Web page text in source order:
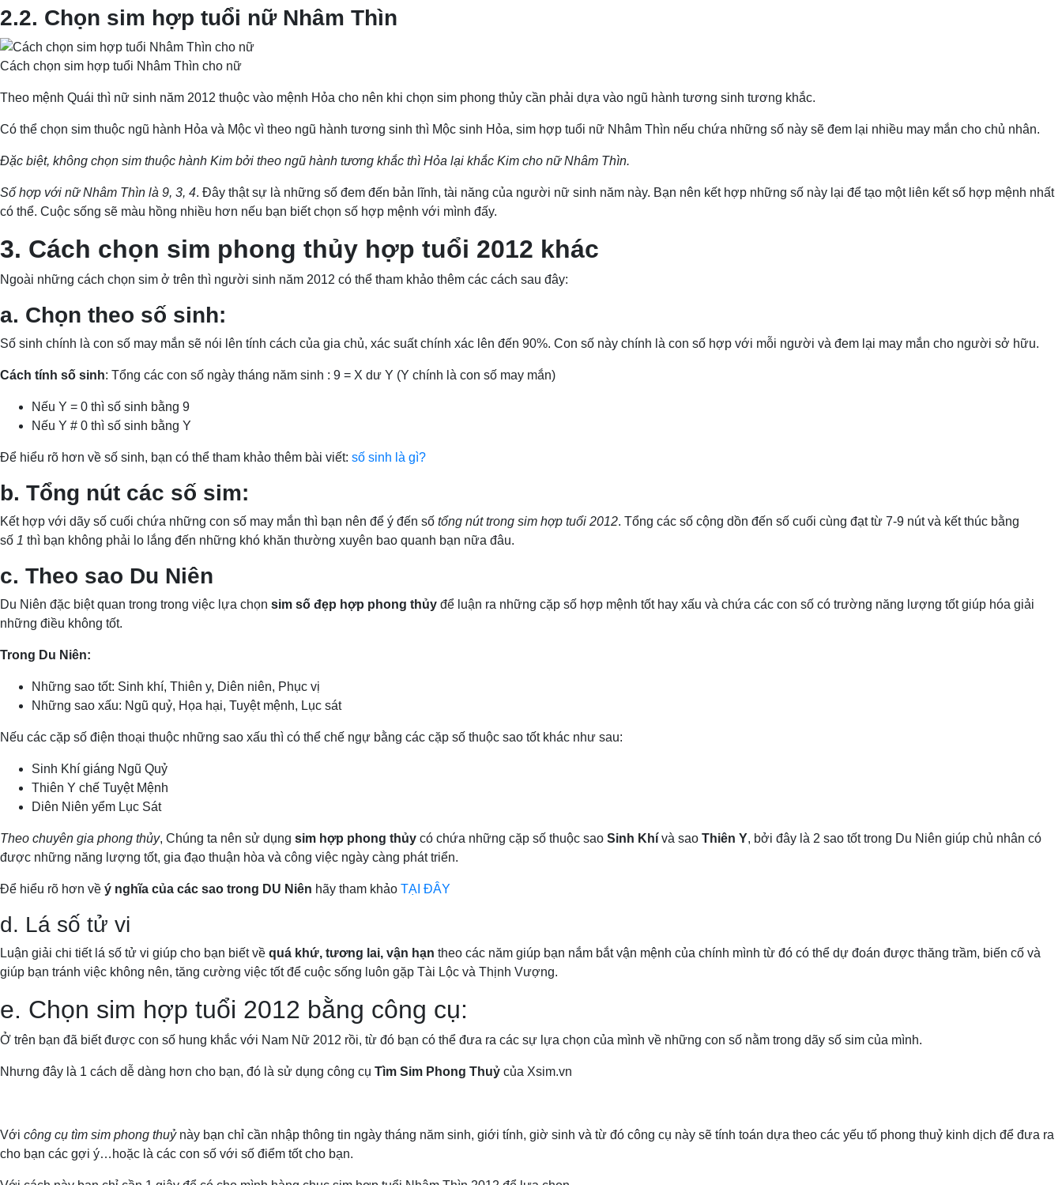
2.2. Chọn sim hợp tuổi nữ Nhâm Thìn
Cách chọn sim hợp tuổi Nhâm Thìn cho nữ
Theo mệnh Quái thì nữ sinh năm 2012 thuộc vào mệnh Hỏa cho nên khi chọn sim phong thủy cần phải dựa vào ngũ hành tương sinh tương khắc.
Có thể chọn sim thuộc ngũ hành Hỏa và Mộc vì theo ngũ hành tương sinh thì Mộc sinh Hỏa, sim hợp tuổi nữ Nhâm Thìn nếu chứa những số này sẽ đem lại nhiều may mắn cho chủ nhân.
Đặc biệt, không chọn sim thuộc hành Kim bởi theo ngũ hành tương khắc thì Hỏa lại khắc Kim cho nữ Nhâm Thìn.
Số hợp với nữ Nhâm Thìn là 9, 3, 4. Đây thật sự là những số đem đến bản lĩnh, tài năng của người nữ sinh năm này. Bạn nên kết hợp những số này lại để tạo một liên kết số hợp mệnh nhất
có thể. Cuộc sống sẽ màu hồng nhiều hơn nếu bạn biết chọn số hợp mệnh với mình đấy.
3. Cách chọn sim phong thủy hợp tuổi 2012 khác
Ngoài những cách chọn sim ở trên thì người sinh năm 2012 có thể tham khảo thêm các cách sau đây:
a. Chọn theo số sinh:
Số sinh chính là con số may mắn sẽ nói lên tính cách của gia chủ, xác suất chính xác lên đến 90%. Con số này chính là con số hợp với mỗi người và đem lại may mắn cho người sở hữu.
Cách tính số sinh: Tổng các con số ngày tháng năm sinh : 9 = X dư Y (Y chính là con số may mắn)
Nếu Y = 0 thì số sinh bằng 9
Nếu Y # 0 thì số sinh bằng Y
Để hiểu rõ hơn về số sinh, bạn có thể tham khảo thêm bài viết: số sinh là gì?
b. Tổng nút các số sim:
Kết hợp với dãy số cuối chứa những con số may mắn thì bạn nên để ý đến số tổng nút trong sim hợp tuổi 2012. Tổng các số cộng dồn đến số cuối cùng đạt từ 7-9 nút và kết thúc bằng
số 1 thì bạn không phải lo lắng đến những khó khăn thường xuyên bao quanh bạn nữa đâu.
c. Theo sao Du Niên
Du Niên đặc biệt quan trong trong việc lựa chọn sim số đẹp hợp phong thủy để luận ra những cặp số hợp mệnh tốt hay xấu và chứa các con số có trường năng lượng tốt giúp hóa giải
những điều không tốt.
Trong Du Niên:
Những sao tốt: Sinh khí, Thiên y, Diên niên, Phục vị
Những sao xấu: Ngũ quỷ, Họa hại, Tuyệt mệnh, Lục sát
Nếu các cặp số điện thoại thuộc những sao xấu thì có thể chế ngự bằng các cặp số thuộc sao tốt khác như sau:
Sinh Khí giáng Ngũ Quỷ
Thiên Y chế Tuyệt Mệnh
Diên Niên yểm Lục Sát
Theo chuyên gia phong thủy, Chúng ta nên sử dụng sim hợp phong thủy có chứa những cặp số thuộc sao Sinh Khí và sao Thiên Y, bởi đây là 2 sao tốt trong Du Niên giúp chủ nhân có
được những năng lượng tốt, gia đạo thuận hòa và công việc ngày càng phát triển.
Để hiểu rõ hơn về ý nghĩa của các sao trong DU Niên hãy tham khảo TẠI ĐÂY
d. Lá số tử vi
Luận giải chi tiết lá số tử vi giúp cho bạn biết về quá khứ, tương lai, vận hạn theo các năm giúp bạn nắm bắt vận mệnh của chính mình từ đó có thể dự đoán được thăng trầm, biến cố và
giúp bạn tránh việc không nên, tăng cường việc tốt để cuộc sống luôn gặp Tài Lộc và Thịnh Vượng.
e. Chọn sim hợp tuổi 2012 bằng công cụ:
Ở trên bạn đã biết được con số hung khắc với Nam Nữ 2012 rồi, từ đó bạn có thể đưa ra các sự lựa chọn của mình về những con số nằm trong dãy số sim của mình.
Nhưng đây là 1 cách dễ dàng hơn cho bạn, đó là sử dụng công cụ Tìm Sim Phong Thuỷ của Xsim.vn
Với công cụ tìm sim phong thuỷnày bạn chỉ cần nhập thông tin ngày tháng năm sinh, giới tính, giờ sinh và từ đó công cụ này sẽ tính toán dựa theo các yếu tố phong thuỷ kinh dịch để đưa ra
cho bạn các gợi ý…hoặc là các con số với số điểm tốt cho bạn.